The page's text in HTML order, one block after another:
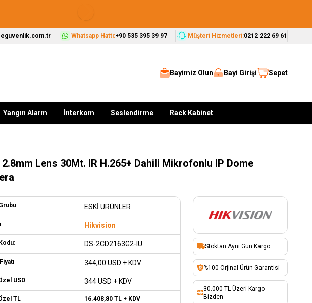
Whatsapp Hattı:+90 535 395 39 97 Müşteri Hizmetleri:0212 222 69 61
Bayimiz Olun Bayi Girişi Sepet
Yangın Alarm İnterkom Seslendirme Rack Kabinet
2.8mm Lens 30Mt. IR H.265+ Dahili Mikrofonlu IP Dome
ESKİ ÜRÜNLER
Hikvision
DS-2CD2163G2-IU
344,00 USD + KDV
USD 344 USD + KDV
TL 16.408,80 TL + KDV
Stoktan Aynı Gün Kargo
%100 Orjinal Ürün Garantisi
30.000 TL Üzeri Kargo
Bizden